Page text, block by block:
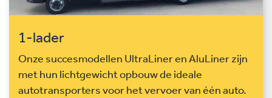
1-lader
Onze succesmodellen UltraLiner en AluLiner zijn
met hun lichtgewicht opbouw de ideale
autotransporters voor het vervoer van één auto.